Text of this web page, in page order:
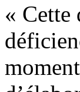
« Cette